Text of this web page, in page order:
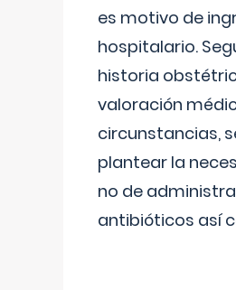
es motivo de
hospitalario.
historia
valoración
circunstancias,
plantear la
no de
antibióticos así